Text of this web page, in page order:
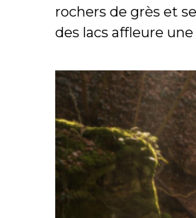
rochers de grès et
des lacs affleure